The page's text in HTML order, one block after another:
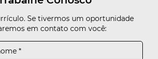
Se tivermos um oportunidade
em contato com você: